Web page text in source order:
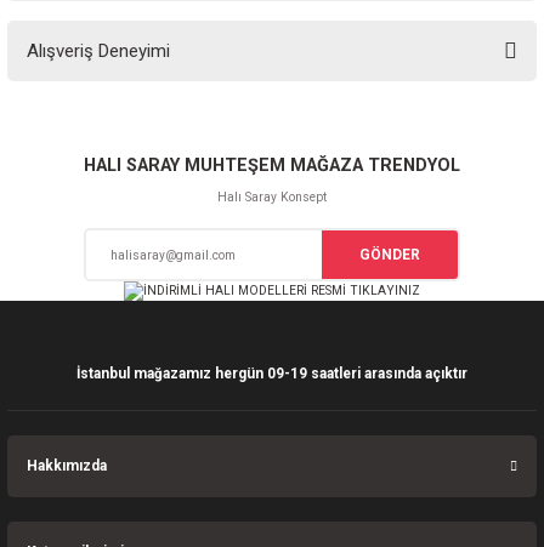
yetersiz gördüğünüz noktaları öneri formunu kullanarak tarafımıza
Ürün resmi kalitesiz, bozuk veya görüntülenemiyor.
Ürün açıklamasında eksik bilgiler bulunuyor.
Bu ürüne benzer farklı alternatifler olmalı.
Alışveriş Deneyimi
Sitemize ilk yorumu siz yapın!
HALI SARAY MUHTEŞEM MAĞAZA TRENDYOL
Halı Saray Konsept
GÖNDER
İstanbul mağazamız hergün 09-19 saatleri arasında açıktır
Hakkımızda